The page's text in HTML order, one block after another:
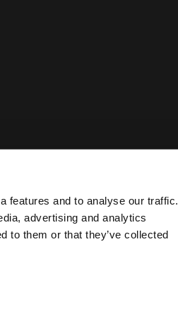
features and to analyse our traffic.
advertising and analytics
to them or that they’ve collected
Aviso de privacidad Política de cookies